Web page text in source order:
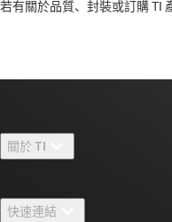
若有關於品質、封裝或訂購 TI
關於 TI
快速連結